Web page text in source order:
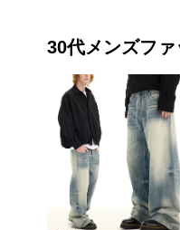
30代メンズファ